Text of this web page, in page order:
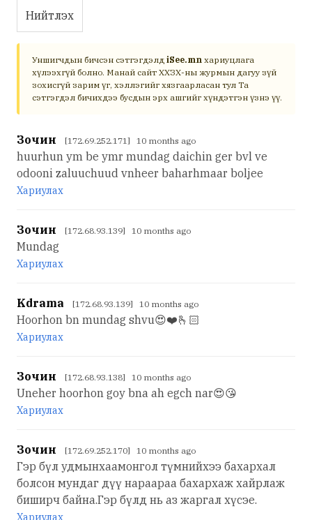
Нийтлэх
Уншигчдын бичсэн сэтгэгдэлд iSee.mn хариуцлага
хүлээхгүй болно. Манай сайт ХХЗХ-ны журмын дагуу зүй
зохисгүй зарим үг, хэллэгийг хязгаарласан тул Та
сэтгэгдэл бичихдээ бусдын эрх ашгийг хүндэтгэн үзнэ үү.
Зочин [172.69.252.171] 10 months ago
huurhun ym be ymr mundag daichin ger bvl ve
odooni zaluuchuud vnheer baharhmaar boljee
Хариулах
Зочин [172.68.93.139] 10 months ago
Mundag
Хариулах
Kdrama [172.68.93.139] 10 months ago
Hoorhon bn mundag shvu😍❤️🫰🏻
Хариулах
Зочин [172.68.93.138] 10 months ago
Uneher hoorhon goy bna ah egch nar😍😘
Хариулах
Зочин [172.69.252.170] 10 months ago
Гэр бүл удмынхаамонгол түмнийхээ бахархал
болсон мундаг дүү нараараа бахархаж хайрлаж
биширч байна.Гэр бүлд нь аз жаргал хүсэе.
Хариулах